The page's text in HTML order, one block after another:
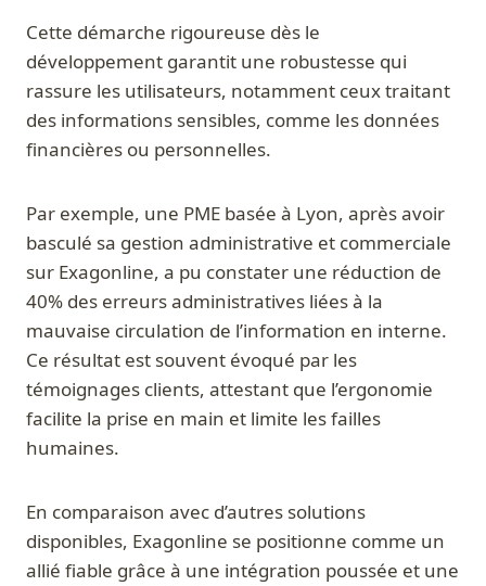
Cette démarche rigoureuse dès le
développement garantit une robustesse qui
rassure les utilisateurs, notamment ceux traitant
des informations sensibles, comme les données
financières ou personnelles.
Par exemple, une PME basée à Lyon, après avoir
basculé sa gestion administrative et commerciale
sur Exagonline, a pu constater une réduction de
40% des erreurs administratives liées à la
mauvaise circulation de l’information en interne.
Ce résultat est souvent évoqué par les
témoignages clients, attestant que l’ergonomie
facilite la prise en main et limite les failles
humaines.
En comparaison avec d’autres solutions
disponibles, Exagonline se positionne comme un
allié fiable grâce à une intégration poussée et une